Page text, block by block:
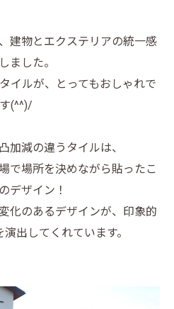
建物とエクステリアの統一感
ました。
イルが、とってもおしゃれで
す(^^)/
加減の違うタイルは、
で場所を決めながら貼ったこ
デザイン！
化のあるデザインが、印象的
出してくれています。